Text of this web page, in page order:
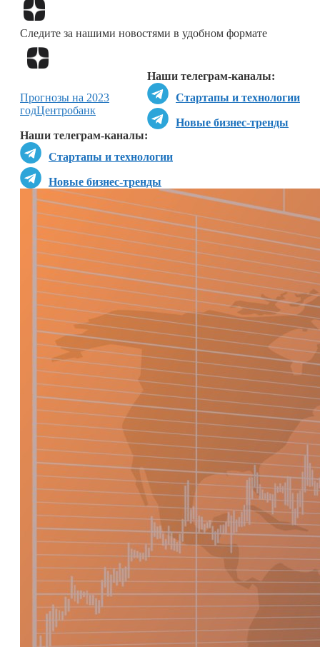
Следите за нашими новостями в удобном формате
Наши телеграм-каналы:
Стартапы и технологии
Новые бизнес-тренды
Наши телеграм-каналы:
Стартапы и технологии
Новые бизнес-тренды
Прогнозы на 2023
годЦентробанк